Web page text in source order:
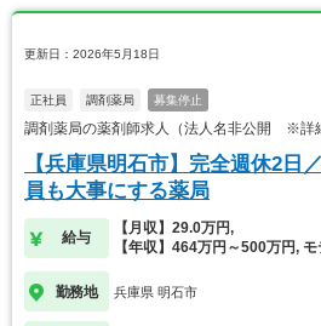
更新日：2026年5月18日
正社員 調剤薬局 募集停止
調剤薬局の薬剤師求人（法人名非公開 ※詳
【兵庫県明石市】完全週休2日
員も大事にする薬局
給与
【月収】29.0万円,
【年収】464万円～500万円,
勤務地 兵庫県 明石市